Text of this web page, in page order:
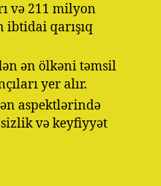
və 211 milyon
ibtidai qarışıq
ən ölkəni təmsil
yer alır.
aspektlərində
və keyfiyyət